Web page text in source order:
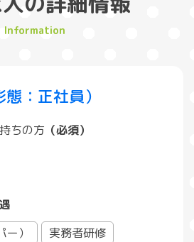
：正社員）
ちの方 （必須）
）
実務者研修